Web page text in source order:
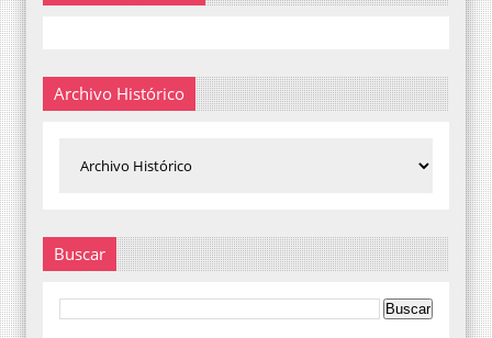
Archivo Histórico
Buscar